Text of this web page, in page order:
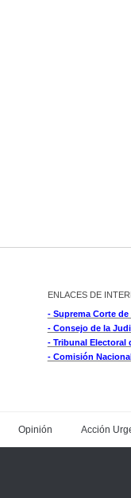
ENLACES DE
- Suprema Corte
- Consejo de la
- Tribunal Electoral
- Comisión
Opinión Acción